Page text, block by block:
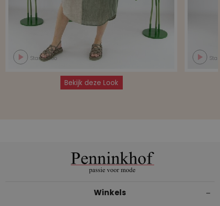
Start video
Bekijk deze Look
Winkels